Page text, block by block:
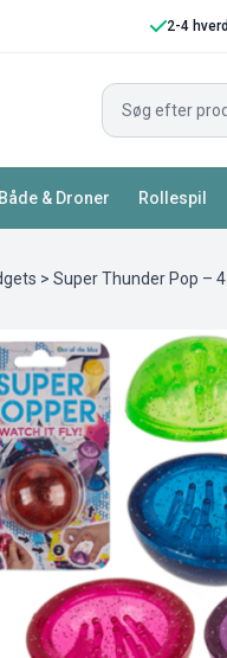
2-4
& Droner Rollespil
> Super Thunder Pop –